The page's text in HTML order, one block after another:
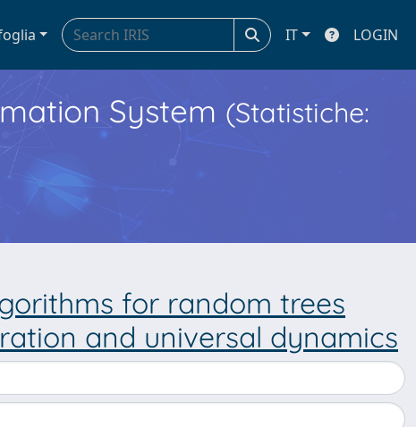
IT LOGIN
System (Statistiche:
for random trees
and universal dynamics